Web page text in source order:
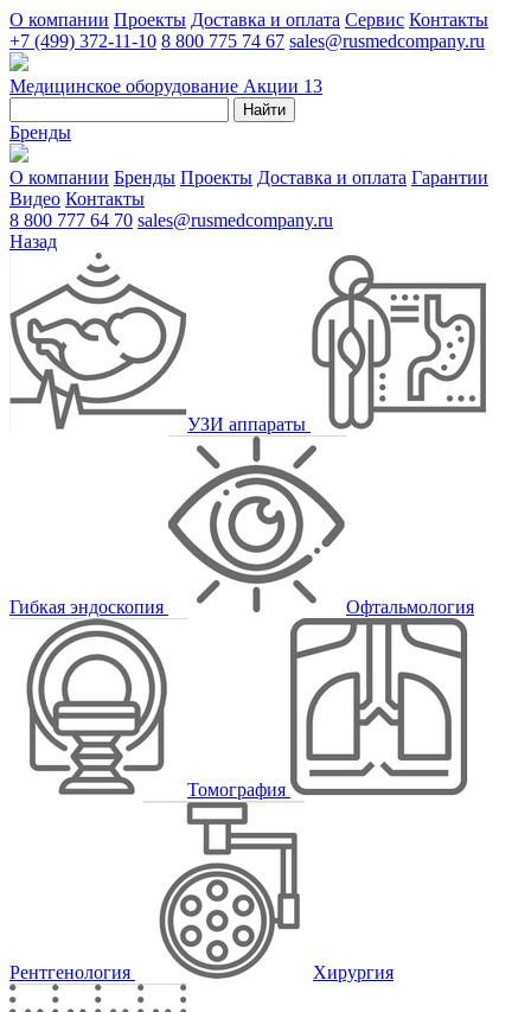
О компании Проекты Доставка и оплата Сервис Контакты
+7 (499) 372-11-10 8 800 775 74 67 sales@rusmedcompany.ru
Медицинское оборудование Акции 13
Найти
Бренды
О компании Бренды Проекты Доставка и оплата Гарантии
Видео Контакты
8 800 777 64 70 sales@rusmedcompany.ru
Назад
УЗИ аппараты
Гибкая эндоскопия Офтальмология
Томография
Рентгенология Хирургия